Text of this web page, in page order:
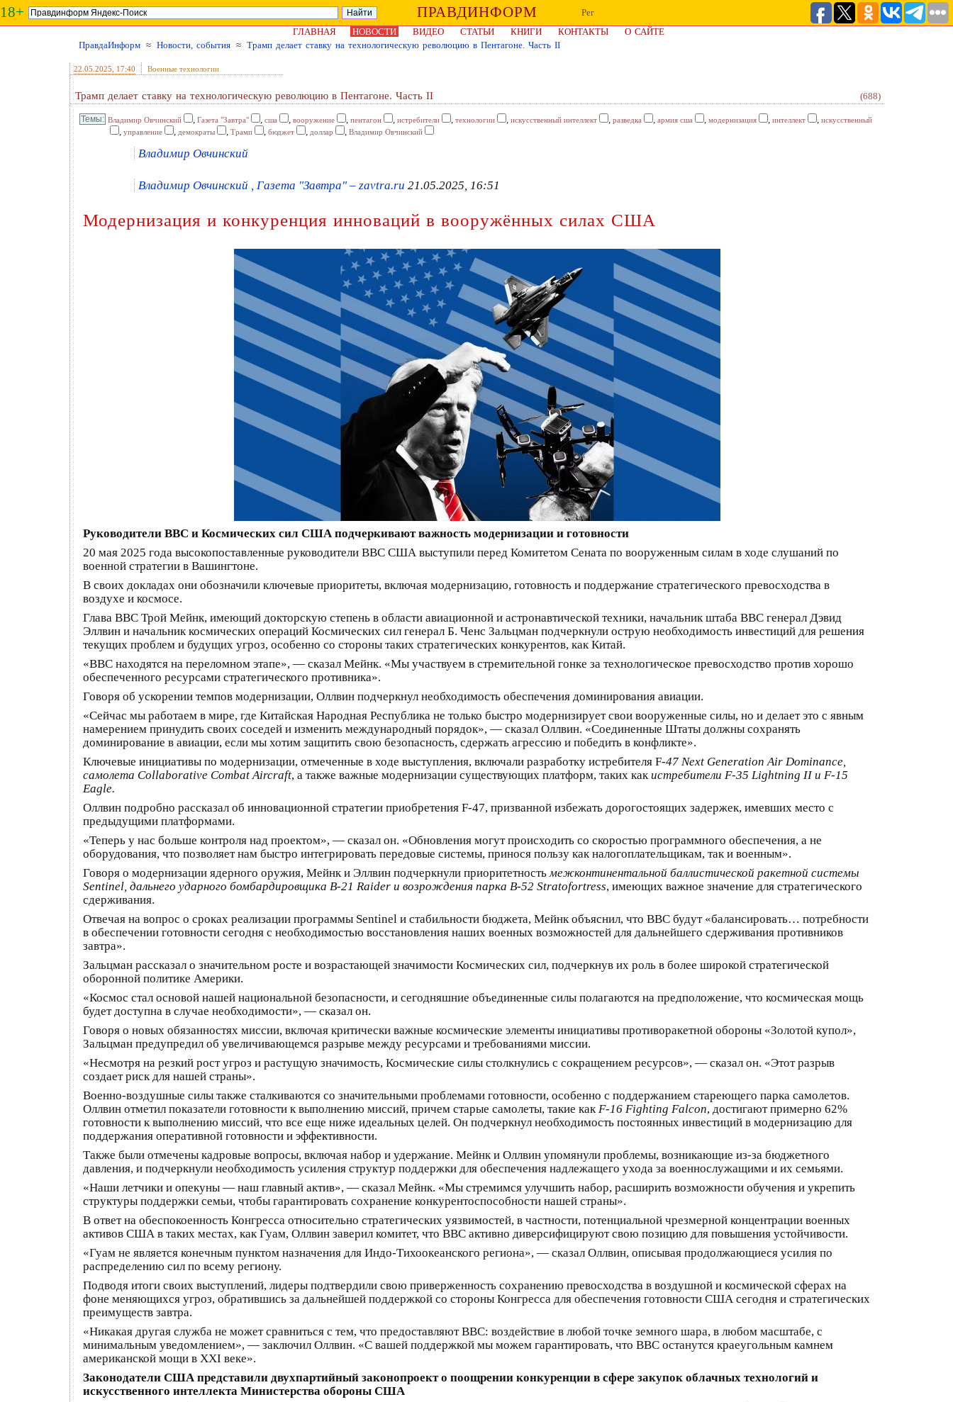
18+ ПРАВДИНФОРМ
Рег
ГЛАВНАЯ
НОВОСТИ ВИДЕО СТАТЬИ КНИГИ КОНТАКТЫ
О САЙТЕ
ПравдаИнформ ≈ Новости, события ≈ Трамп делает ставку на технологическую революцию в Пентагоне. Часть II
22.05.2025 , 17:40 Военные технологии
Трамп делает ставку на технологическую революцию в Пентагоне. Часть II (688)
Владимир Овчинский , Газета "Завтра" , сша , вооружение , пентагон , истребители , технологии , искусственный интеллект , разведка , армия сша , модернизация , интеллект , искусственный
, управление , демократы , Трамп , бюджет , доллар , Владимир Овчинский
Владимир Овчинский
Владимир Овчинский , Газета "Завтра" – zavtra.ru 21.05.2025, 16:51
Модернизация и конкуренция инноваций в вооружённых силах США
Руководители ВВС и Космических сил США подчеркивают важность модернизации и готовности
20 мая 2025 года высокопоставленные руководители ВВС США выступили перед Комитетом Сената по вооруженным силам в ходе слушаний по
военной стратегии в Вашингтоне.
В своих докладах они обозначили ключевые приоритеты, включая модернизацию, готовность и поддержание стратегического превосходства в
воздухе и космосе.
Глава ВВС Трой Мейнк, имеющий докторскую степень в области авиационной и астронавтической техники, начальник штаба ВВС генерал Дэвид
Эллвин и начальник космических операций Космических сил генерал Б. Ченс Зальцман подчеркнули острую необходимость инвестиций для решения
текущих проблем и будущих угроз, особенно со стороны таких стратегических конкурентов, как Китай.
«ВВС находятся на переломном этапе», — сказал Мейнк. «Мы участвуем в стремительной гонке за технологическое превосходство против хорошо
обеспеченного ресурсами стратегического противника».
Говоря об ускорении темпов модернизации, Оллвин подчеркнул необходимость обеспечения доминирования авиации.
«Сейчас мы работаем в мире, где Китайская Народная Республика не только быстро модернизирует свои вооруженные силы, но и делает это с явным
намерением принудить своих соседей и изменить международный порядок», — сказал Оллвин. «Соединенные Штаты должны сохранять
доминирование в авиации, если мы хотим защитить свою безопасность, сдержать агрессию и победить в конфликте».
Ключевые инициативы по модернизации, отмеченные в ходе выступления, включали разработку истребителя F-47 Next Generation Air Dominance,
самолета Collaborative Combat Aircraft, а также важные модернизации существующих платформ, таких как истребители F-35 Lightning II и F-15
Eagle.
Оллвин подробно рассказал об инновационной стратегии приобретения F-47, призванной избежать дорогостоящих задержек, имевших место с
предыдущими платформами.
«Теперь у нас больше контроля над проектом», — сказал он. «Обновления могут происходить со скоростью программного обеспечения, а не
оборудования, что позволяет нам быстро интегрировать передовые системы, принося пользу как налогоплательщикам, так и военным».
Говоря о модернизации ядерного оружия, Мейнк и Эллвин подчеркнули приоритетность межконтинентальной баллистической ракетной системы
Sentinel, дальнего ударного бомбардировщика B-21 Raider и возрождения парка B-52 Stratofortress, имеющих важное значение для стратегического
сдерживания.
Отвечая на вопрос о сроках реализации программы Sentinel и стабильности бюджета, Мейнк объяснил, что ВВС будут «балансировать… потребности
в обеспечении готовности сегодня с необходимостью восстановления наших военных возможностей для дальнейшего сдерживания противников
завтра».
Зальцман рассказал о значительном росте и возрастающей значимости Космических сил, подчеркнув их роль в более широкой стратегической
оборонной политике Америки.
«Космос стал основой нашей национальной безопасности, и сегодняшние объединенные силы полагаются на предположение, что космическая мощь
будет доступна в случае необходимости», — сказал он.
Говоря о новых обязанностях миссии, включая критически важные космические элементы инициативы противоракетной обороны «Золотой купол»,
Зальцман предупредил об увеличивающемся разрыве между ресурсами и требованиями миссии.
«Несмотря на резкий рост угроз и растущую значимость, Космические силы столкнулись с сокращением ресурсов», — сказал он. «Этот разрыв
создает риск для нашей страны».
Военно-воздушные силы также сталкиваются со значительными проблемами готовности, особенно с поддержанием стареющего парка самолетов.
Оллвин отметил показатели готовности к выполнению миссий, причем старые самолеты, такие как F-16 Fighting Falcon, достигают примерно 62%
готовности к выполнению миссий, что все еще ниже идеальных целей. Он подчеркнул необходимость постоянных инвестиций в модернизацию для
поддержания оперативной готовности и эффективности.
Также были отмечены кадровые вопросы, включая набор и удержание. Мейнк и Оллвин упомянули проблемы, возникающие из-за бюджетного
давления, и подчеркнули необходимость усиления структур поддержки для обеспечения надлежащего ухода за военнослужащими и их семьями.
«Наши летчики и опекуны — наш главный актив», — сказал Мейнк. «Мы стремимся улучшить набор, расширить возможности обучения и укрепить
структуры поддержки семьи, чтобы гарантировать сохранение конкурентоспособности нашей страны».
В ответ на обеспокоенность Конгресса относительно стратегических уязвимостей, в частности, потенциальной чрезмерной концентрации военных
активов США в таких местах, как Гуам, Оллвин заверил комитет, что ВВС активно диверсифицируют свою позицию для повышения устойчивости.
«Гуам не является конечным пунктом назначения для Индо-Тихоокеанского региона», — сказал Оллвин, описывая продолжающиеся усилия по
распределению сил по всему региону.
Подводя итоги своих выступлений, лидеры подтвердили свою приверженность сохранению превосходства в воздушной и космической сферах на
фоне меняющихся угроз, обратившись за дальнейшей поддержкой со стороны Конгресса для обеспечения готовности США сегодня и стратегических
преимуществ завтра.
«Никакая другая служба не может сравниться с тем, что предоставляют ВВС: воздействие в любой точке земного шара, в любом масштабе, с
минимальным уведомлением», — заключил Оллвин. «С вашей поддержкой мы можем гарантировать, что ВВС останутся краеугольным камнем
американской мощи в XXI веке».
Законодатели США представили двухпартийный законопроект о поощрении конкуренции в сфере закупок облачных технологий и
искусственного интеллекта Министерства обороны США